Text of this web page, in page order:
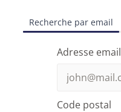
Recherche par email
Adresse email
Code postal